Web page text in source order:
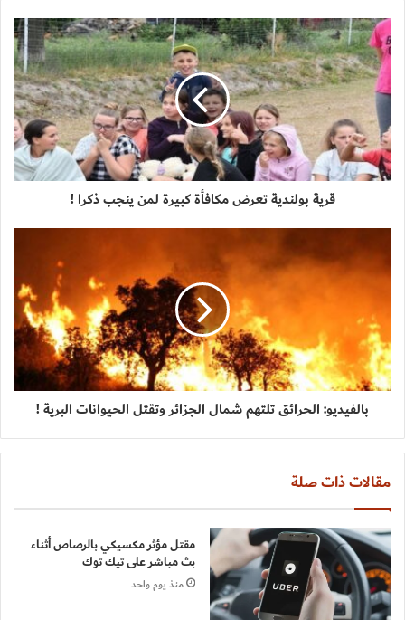
قرية بولندية تعرض مكافأة كبيرة لمن ينجب ذكرا !
بالفيديو: الحرائق تلتهم شمال الجزائر وتقتل الحيوانات البرية !
مقالات ذات صلة
مقتل مؤثر مكسيكي بالرصاص أثناء
بث مباشر على تيك توك
منذ يوم واحد